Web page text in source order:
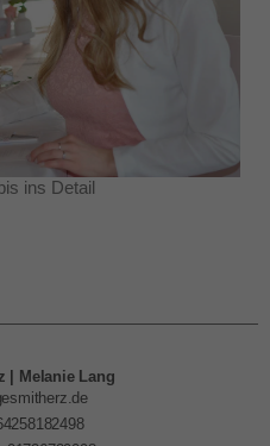
ins Detail
| Melanie Lang